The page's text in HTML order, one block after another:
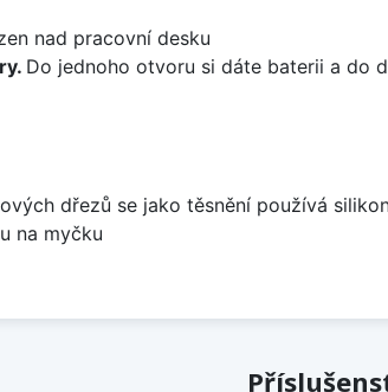
nad pracovní desku
Do jednoho otvoru si dáte baterii a do
dřezů se jako těsnění používá
na myčku